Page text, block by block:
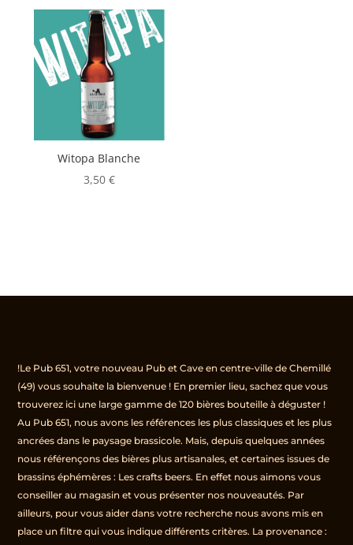
Witopa Blanche
3,50 €
!Le Pub 651, votre nouveau Pub et Cave en centre-ville de Chemillé
(49) vous souhaite la bienvenue ! En premier lieu, sachez que vous
trouverez ici une large gamme de 120 bières bouteille à déguster !
Au Pub 651, nous avons les références les plus classiques et les plus
ancrées dans le paysage brassicole. Mais, depuis quelques années
nous référençons des bières plus artisanales, et certaines issues de
brassins éphémères : Les crafts beers. En effet nous aimons vous
conseiller au magasin et vous présenter nos nouveautés. Par
ailleurs, pour vous aider dans votre recherche nous avons mis en
place un filtre qui vous indique différents critères. La provenance :